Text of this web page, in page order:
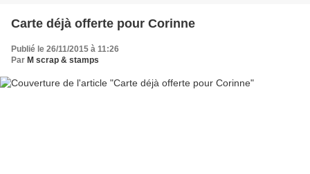
Carte déjà offerte pour Corinne
Publié le 26/11/2015 à 11:26
Par M scrap & stamps